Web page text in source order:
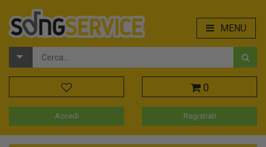
MENU
0
Accedi Registrati